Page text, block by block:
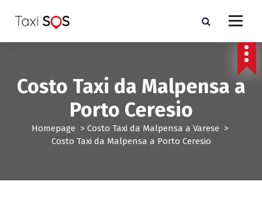
a
Costo Taxi da Malpensa a
Porto Ceresio
Homepage > Costo Taxi da Malpensa a Varese >
Costo Taxi da Malpensa a Porto Ceresio